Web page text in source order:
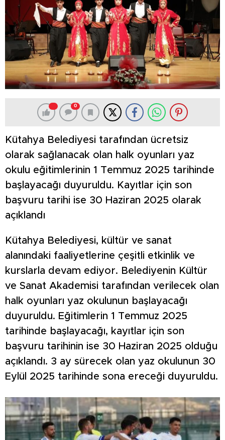
0
Kütahya Belediyesi tarafından ücretsiz
olarak sağlanacak olan halk oyunları yaz
okulu eğitimlerinin 1 Temmuz 2025 tarihinde
başlayacağı duyuruldu. Kayıtlar için son
başvuru tarihi ise 30 Haziran 2025 olarak
açıklandı
Kütahya Belediyesi, kültür ve sanat
alanındaki faaliyetlerine çeşitli etkinlik ve
kurslarla devam ediyor. Belediyenin Kültür
ve Sanat Akademisi tarafından verilecek olan
halk oyunları yaz okulunun başlayacağı
duyuruldu. Eğitimlerin 1 Temmuz 2025
tarihinde başlayacağı, kayıtlar için son
başvuru tarihinin ise 30 Haziran 2025 olduğu
açıklandı. 3 ay sürecek olan yaz okulunun 30
Eylül 2025 tarihinde sona ereceği duyuruldu.